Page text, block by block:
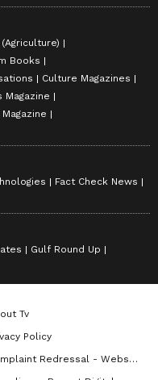
Books
Culture Magazines
Magazine
Fact Check News
Gulf Round Up
Tv
Policy
Redressal - Website